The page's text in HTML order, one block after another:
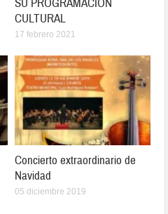
SU PROGRAMACIÓN
CULTURAL
17 febrero 2021
Concierto extraordinario de
Navidad
05 diciembre 2019